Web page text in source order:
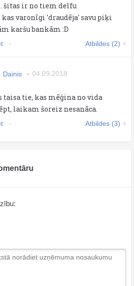
šitas ir no tiem delfu
varonīgi 'draudēja' savu piķi
karšu bankām :D
Atbildes (2)
Dainis 04.09.2018
taisa tie, kas mēģina no vida
laikam šoreiz nesanāca.
Atbildes (3)